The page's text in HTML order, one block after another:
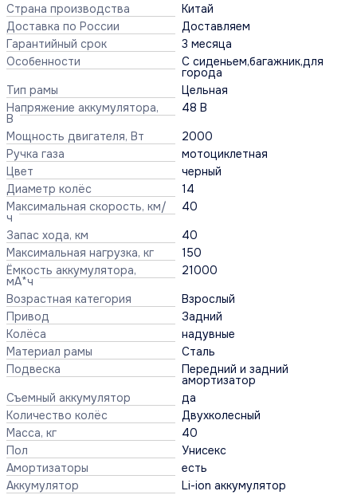
Страна производства
Китай
Доставка по России
Доставляем
Гарантийный срок
3 месяца
Особенности
С сиденьем,багажник,для
города
Тип рамы
Цельная
Напряжение аккумулятора,
В
48 В
Мощность двигателя, Вт
2000
Ручка газа
мотоциклетная
Цвет
черный
Диаметр колёс
14
Максимальная скорость, км/
ч
40
Запас хода, км
40
Максимальная нагрузка, кг
150
Ёмкость аккумулятора,
мА*ч
21000
Возрастная категория
Взрослый
Привод
Задний
Колёса
надувные
Материал рамы
Сталь
Подвеска
Передний и задний
амортизатор
Съемный аккумулятор
да
Количество колёс
Двухколесный
Масса, кг
40
Пол
Унисекс
Амортизаторы
есть
Аккумулятор
Li-ion аккумулятор